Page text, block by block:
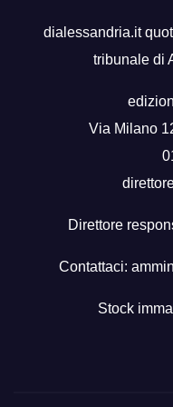
dialessandria.it
tribunale di
Via Milano
Direttore
Contattaci:
Stock